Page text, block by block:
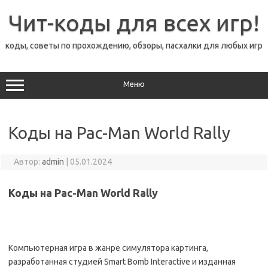
содержимому
Чит-коды для всех игр!
коды, советы по прохождению, обзоры, пасхалки для любых игр
Меню
Коды на Pac-Man World Rally
Автор: admin 05.01.2024
Коды на Pac-Man World Rally
Компьютерная игра в жанре симулятора картинга,
разработанная студией Smart Bomb Interactive и изданная